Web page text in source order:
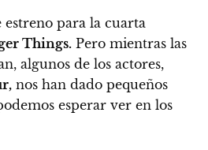
para la cuarta
Things. Pero mientras las
algunos de los actores,
nos han dado pequeños
esperar ver en los